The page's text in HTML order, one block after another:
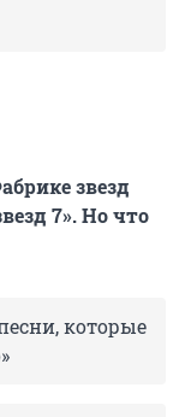
звезд
7». Но что
которые